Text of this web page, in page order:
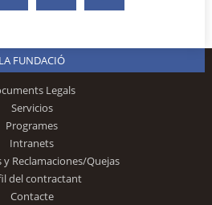
LA FUNDACIÓ
Legals
Servicios
Programes
Intranets
y Reclamaciones/Quejas
del contractant
Contacte